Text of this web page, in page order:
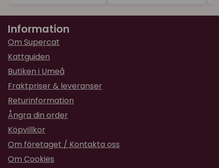
Information
Om Supercat
Kattguiden
Butiken i Umeå
Fraktpriser & leveranser
Returinformation
Ångra din order
Köpvillkor
Om företaget / Kontakta oss
Om Cookies